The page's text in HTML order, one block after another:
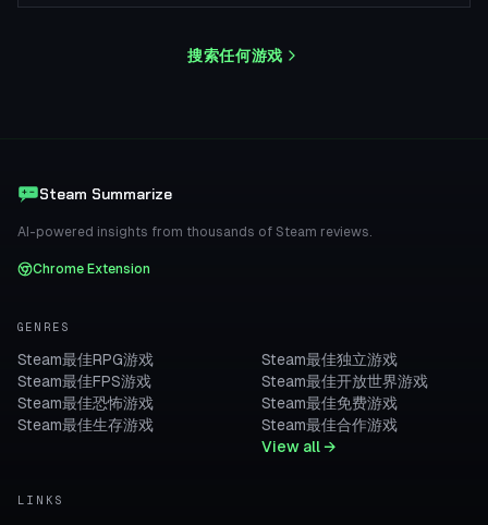
搜索任何游戏
Steam Summarize
AI-powered insights from thousands of Steam reviews.
Chrome Extension
GENRES
Steam最佳RPG游戏
Steam最佳FPS游戏
Steam最佳恐怖游戏
Steam最佳生存游戏
Steam最佳独立游戏
Steam最佳开放世界游戏
Steam最佳免费游戏
Steam最佳合作游戏
View all →
LINKS